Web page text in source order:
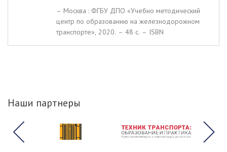
– Москва : ФГБУ ДПО «Учебно методический
центр по образованию на железнодорожном
транспорте», 2020. – 48 c. – ISBN
Наши партнеры